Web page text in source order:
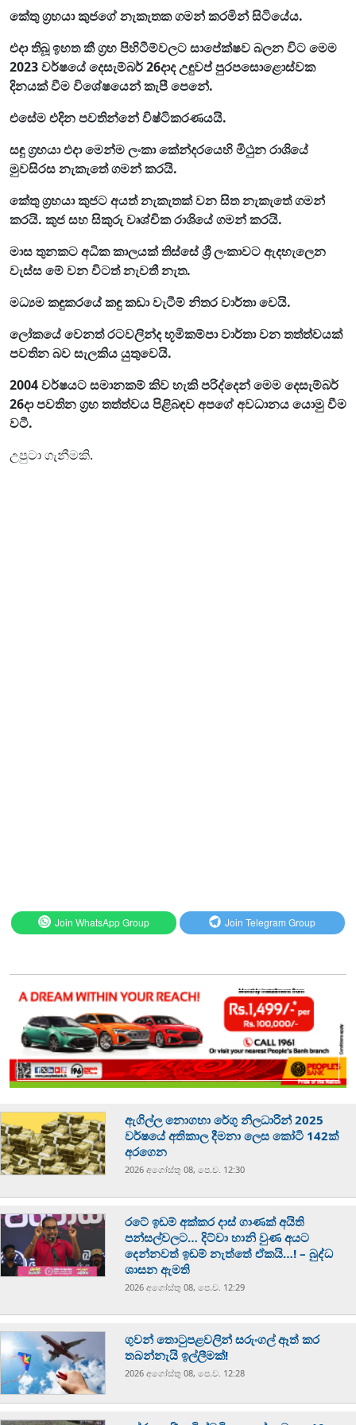
කේතු ග්‍රහයා කුජගේ නැකැතක ගමන් කරමින් සිටියේය.
එදා තිබූ ඉහත කී ග්‍රහ පිහිටීම්වලට සාපේක්ෂව බලන විට මෙම
2023 වර්ෂයේ දෙසැම්බර් 26දාද උඳුවප් පුරපසොළොස්වක
දිනයක් වීම විශේෂයෙන් කැපී පෙනේ.
එසේම එදින පවතින්නේ විෂ්ටිකරණයයි.
සඳු ග්‍රහයා එදා මෙන්ම ලංකා කේන්දරයෙහි මිථුන රාශියේ
මුවසිරස නැකැතේ ගමන් කරයි.
කේතු ග්‍රහයා කුජට අයත් නැකැතක් වන සිත නැකැතේ ගමන්
කරයි. කුජ සහ සිකුරු වෘශ්චික රාශියේ ගමන් කරයි.
මාස තුනකට අධික කාලයක් තිස්සේ ශ්‍රී ලංකාවට ඇදහැලෙන
වැස්ස මේ වන විටත් නැවතී නැත.
මධ්‍යම කඳුකරයේ කඳු කඩා වැටීම් නිතර වාර්තා වෙයි.
ලෝකයේ වෙනත් රටවලින්ද භූමිකම්පා වාර්තා වන තත්ත්වයක්
පවතින බව සැලකිය යුතුවෙයි.
2004 වර්ෂයට සමානකම් කිව හැකි පරිද්දෙන් මෙම දෙසැම්බර්
26දා පවතින ග්‍රහ තත්ත්වය පිළිබඳව අපගේ අවධානය යොමු වීම
වටී.
උපුටා ගැනීමකි.
Join WhatsApp Group Join Telegram Group
ඇගිල්ල නොගහා රේගු නිලධාරින් 2025
වර්ෂයේ අතිකාල දීමනා ලෙස කෝටි 142ක්
අරගෙන
2026 අගෝස්‍තු 08, පෙ.ව. 12:30
රටේ ඉඩම් අක්කර දාස් ගාණක් අයිති
පන්සල්වලට… දිට්වා හානි වුණ අයට
දෙන්නවත් ඉඩම් නැත්තේ ඒකයි…! – බුද්ධ
ශාසන ඇමති
2026 අගෝස්‍තු 08, පෙ.ව. 12:29
ගුවන් තොටුපළවලින් සරුංගල් ඈත් කර
තබන්නැයි ඉල්ලීමක්!
2026 අගෝස්‍තු 08, පෙ.ව. 12:28